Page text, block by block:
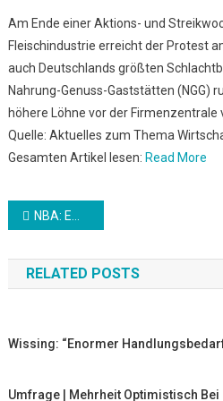
Am Ende einer Aktions- und
Fleischindustrie erreicht der Protest
auch Deutschlands größten
Nahrung-Genuss-Gaststätten
höhere Löhne vor der Firmenzentrale
Quelle: Aktuelles zum Thema
Gesamten Artikel lesen: Read More
Beitrags-
Navigation
NBA: Embiid sieht sich als MVP: “Keine Zweifel”
RELATED POSTS
Wissing: “enormer
Umfrage | Mehrheit Optimistisch